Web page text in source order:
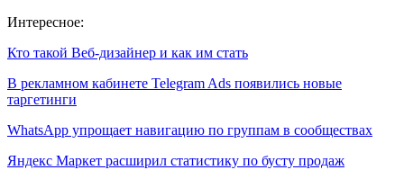
Интересное:
Кто такой Веб-дизайнер и как им стать
В рекламном кабинете Telegram Ads появились новые
таргетинги
WhatsApp упрощает навигацию по группам в сообществах
Яндекс Маркет расширил статистику по бусту продаж